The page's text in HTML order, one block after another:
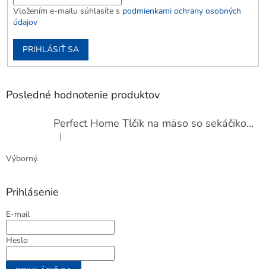
Vložením e-mailu súhlasíte s podmienkami ochrany osobných
údajov
PRIHLÁSIŤ SA
Posledné hodnotenie produktov
Perfect Home Tĺčik na mäso so sekáčikom, 56893
Hodnotenie produktu je 5 z 5 hviezdičiek.
|
Výborný.
Prihlásenie
E-mail
Heslo